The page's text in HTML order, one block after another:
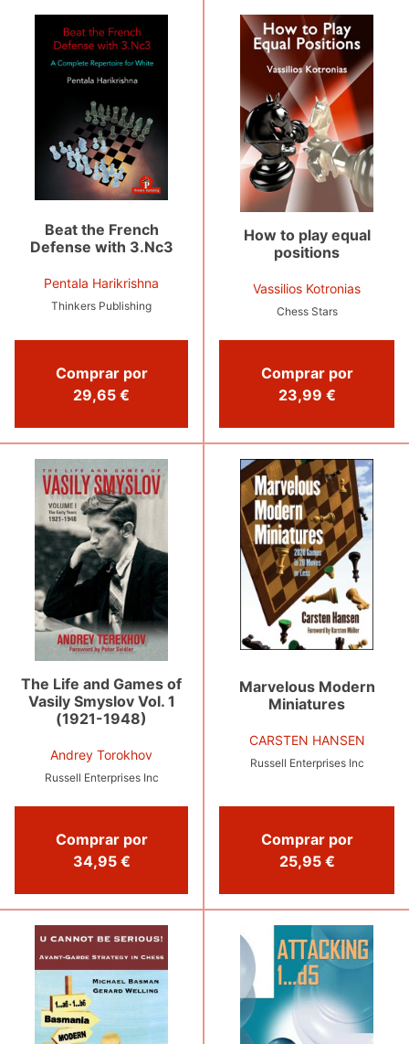
Beat the French
Defense with 3.Nc3
Pentala Harikrishna
Thinkers Publishing
Comprar por
29,65 €
How to play equal
positions
Vassilios Kotronias
Chess Stars
Comprar por
23,99 €
The Life and Games of
Vasily Smyslov Vol. 1
(1921-1948)
Andrey Torokhov
Russell Enterprises Inc
Comprar por
34,95 €
Marvelous Modern
Miniatures
CARSTEN HANSEN
Russell Enterprises Inc
Comprar por
25,95 €